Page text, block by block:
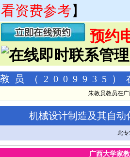
看资费参考】
预约
员（2009935）
朱教员教员在
机械设计制造及其自动
此
广西大学家